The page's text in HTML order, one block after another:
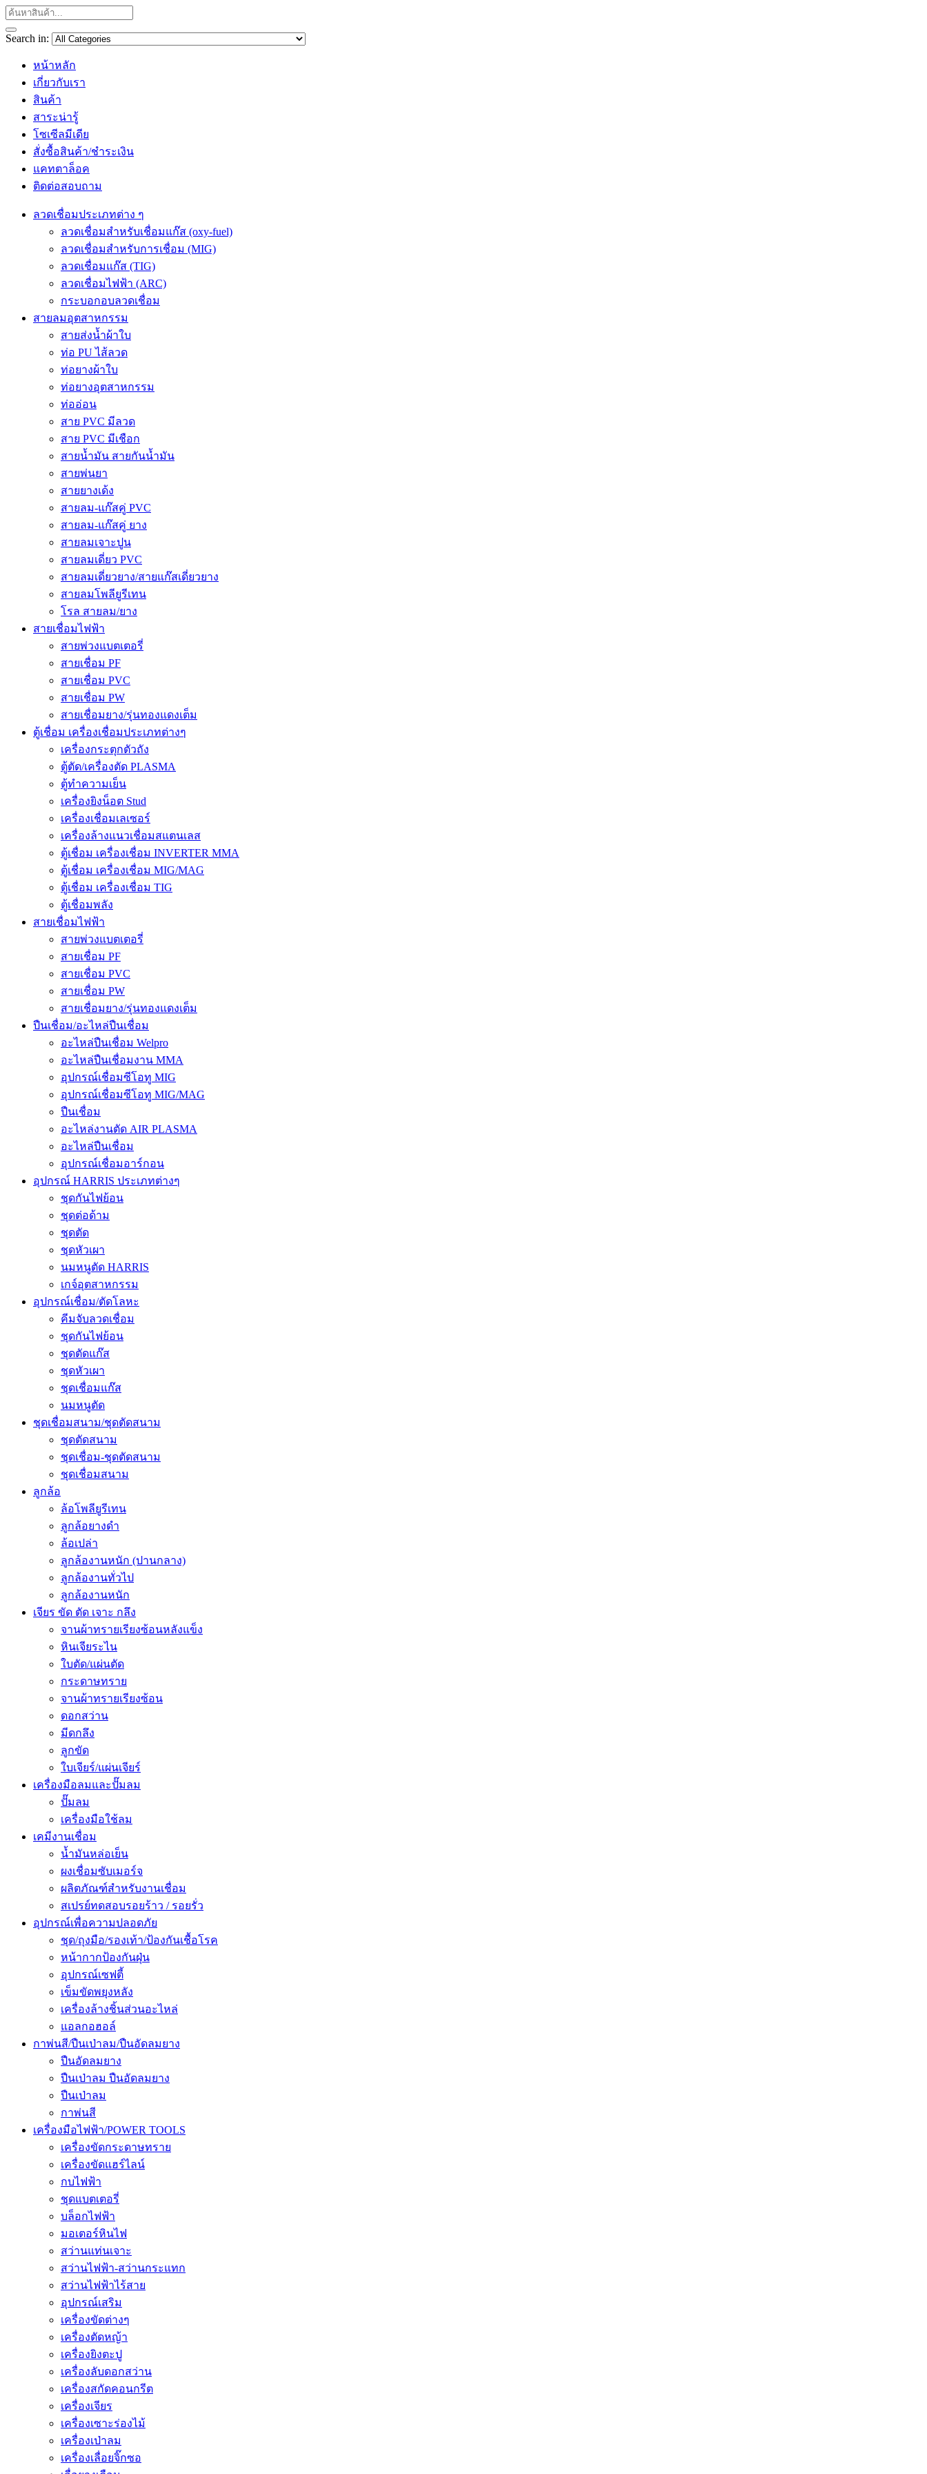
Search in:
หน้าหลัก
เกี่ยวกับเรา
สินค้า
สาระน่ารู้
โซเซีลมีเดีย
สั่งซื้อสินค้า/ชำระเงิน
แคทตาล็อค
ติดต่อสอบถาม
ลวดเชื่อมประเภทต่าง ๆ
ลวดเชื่อมสำหรับเชื่อมแก๊ส (oxy-fuel)
ลวดเชื่อมสำหรับการเชื่อม (MIG)
ลวดเชื่อมแก๊ส (TIG)
ลวดเชื่อมไฟฟ้า (ARC)
กระบอกอบลวดเชื่อม
สายลมอุตสาหกรรม
สายส่งน้ำผ้าใบ
ท่อ PU ไส้ลวด
ท่อยางผ้าใบ
ท่อยางอุตสาหกรรม
ท่ออ่อน
สาย PVC มีลวด
สาย PVC มีเชือก
สายน้ำมัน สายกันน้ำมัน
สายพ่นยา
สายยางเด้ง
สายลม-แก๊สคู่ PVC
สายลม-แก๊สคู่ ยาง
สายลมเจาะปูน
สายลมเดี่ยว PVC
สายลมเดี่ยวยาง/สายแก๊สเดี่ยวยาง
สายลมโพลียูรีเทน
โรล สายลม/ยาง
สายเชื่อมไฟฟ้า
สายพ่วงแบตเตอรี่
สายเชื่อม PF
สายเชื่อม PVC
สายเชื่อม PW
สายเชื่อมยาง/รุ่นทองแดงเต็ม
ตู้เชื่อม เครื่องเชื่อมประเภทต่างๆ
เครื่องกระตุกตัวถัง
ตู้ตัด/เครื่องตัด PLASMA
ตู้ทำความเย็น
เครื่องยิงน็อต Stud
เครื่องเชื่อมเลเซอร์
เครื่องล้างแนวเชื่อมสแตนเลส
ตู้เชื่อม เครื่องเชื่อม INVERTER MMA
ตู้เชื่อม เครื่องเชื่อม MIG/MAG
ตู้เชื่อม เครื่องเชื่อม TIG
ตู้เชื่อมพลัง
สายเชื่อมไฟฟ้า
สายพ่วงแบตเตอรี่
สายเชื่อม PF
สายเชื่อม PVC
สายเชื่อม PW
สายเชื่อมยาง/รุ่นทองแดงเต็ม
ปืนเชื่อม/อะไหล่ปืนเชื่อม
อะไหล่ปืนเชื่อม Welpro
อะไหล่ปืนเชื่อมงาน MMA
อุปกรณ์เชื่อมซีโอทู MIG
อุปกรณ์เชื่อมซีโอทู MIG/MAG
ปืนเชื่อม
อะไหล่งานตัด AIR PLASMA
อะไหล่ปืนเชื่อม
อุปกรณ์เชื่อมอาร์กอน
อุปกรณ์ HARRIS ประเภทต่างๆ
ชุดกันไฟย้อน
ชุดต่อด้าม
ชุดตัด
ชุดหัวเผา
นมหนูตัด HARRIS
เกจ์อุตสาหกรรม
อุปกรณ์เชื่อม/ตัดโลหะ
คีมจับลวดเชื่อม
ชุดกันไฟย้อน
ชุดตัดแก๊ส
ชุดหัวเผา
ชุดเชื่อมแก๊ส
นมหนูตัด
ชุดเชื่อมสนาม/ชุดตัดสนาม
ชุดตัดสนาม
ชุดเชื่อม-ชุดตัดสนาม
ชุดเชื่อมสนาม
ลูกล้อ
ล้อโพลียูรีเทน
ลูกล้อยางดำ
ล้อเปล่า
ลูกล้องานหนัก (ปานกลาง)
ลูกล้องานทั่วไป
ลูกล้องานหนัก
เจียร ขัด ตัด เจาะ กลึง
จานผ้าทรายเรียงซ้อนหลังแข็ง
หินเจียระไน
ใบตัด/แผ่นตัด
กระดาษทราย
จานผ้าทรายเรียงซ้อน
ดอกสว่าน
มีดกลึง
ลูกขัด
ใบเจียร์/แผ่นเจียร์
เครื่องมือลมและปั๊มลม
ปั๊มลม
เครื่องมือใช้ลม
เคมีงานเชื่อม
น้ำมันหล่อเย็น
ผงเชื่อมซับเมอร์จ
ผลิตภัณฑ์สำหรับงานเชื่อม
สเปรย์ทดสอบรอยร้าว / รอยรั่ว
อุปกรณ์เพื่อความปลอดภัย
ชุด/ถุงมือ/รองเท้า/ป้องกันเชื้อโรค
หน้ากากป้องกันฝุ่น
อุปกรณ์เซฟตี้
เข็มขัดพยุงหลัง
เครื่องล้างชิ้นส่วนอะไหล่
แอลกอฮอล์
กาพ่นสี/ปืนเป่าลม/ปืนอัดลมยาง
ปืนอัดลมยาง
ปืนเป่าลม ปืนอัดลมยาง
ปืนเป่าลม
กาพ่นสี
เครื่องมือไฟฟ้า/POWER TOOLS
เครื่องขัดกระดาษทราย
เครื่องขัดแฮร์ไลน์
กบไฟฟ้า
ชุดแบตเตอรี่
บล็อกไฟฟ้า
มอเตอร์หินไฟ
สว่านแท่นเจาะ
สว่านไฟฟ้า-สว่านกระแทก
สว่านไฟฟ้าไร้สาย
อุปกรณ์เสริม
เครื่องขัดต่างๆ
เครื่องตัดหญ้า
เครื่องยิงตะปู
เครื่องลับดอกสว่าน
เครื่องสกัดคอนกรีต
เครื่องเจียร
เครื่องเซาะร่องไม้
เครื่องเป่าลม
เครื่องเลื่อยจิ๊กซอ